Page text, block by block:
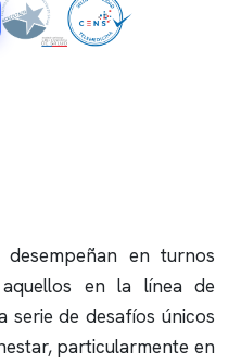
en turnos
aquellos en la línea de
serie de desafíos únicos
particularmente en